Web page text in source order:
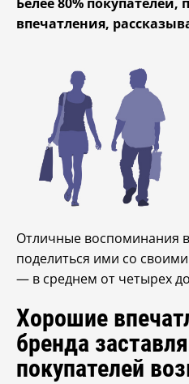
Белее 80%
впечатления,
Отличные воспоминания
поделиться ими со
— в среднем от четырех
Хорошие
бренда
покупателей